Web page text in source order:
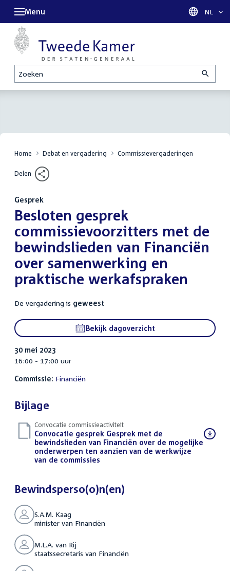
Zoeken
Menu Taal
NL
Home Debat en vergadering Commissievergaderingen
Delen
Gesprek
:Besloten gesprek
commissievoorzitters met de
bewindslieden van Financiën
over samenwerking en
praktische werkafspraken
De vergadering is geweest
Bekijk dagoverzicht
30 mei 2023
16:00 - 17:00 uur
Commissie: Financiën
Bijlage
Convocatie commissieactiviteit
Download
bestand:
Convocatie gesprek Gesprek met de
bewindslieden van Financiën over de mogelijke
onderwerpen ten aanzien van de werkwijze
van de commissies
Bewindsperso(o)n(en)
S.A.M. Kaag
minister van Financiën
M.L.A. van Rij
staatssecretaris van Financiën